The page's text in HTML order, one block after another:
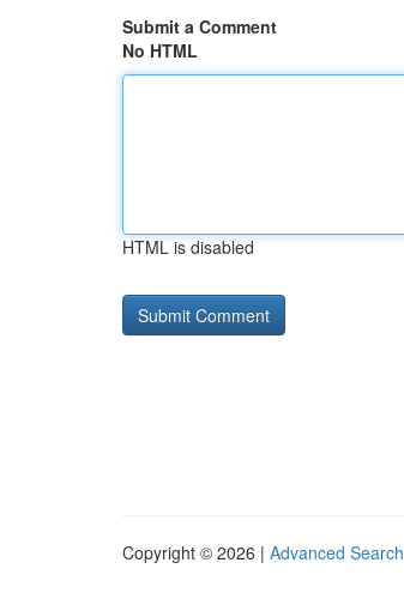
Submit a Comment
No HTML
HTML is disabled
Copyright © 2026 | Advanced Search